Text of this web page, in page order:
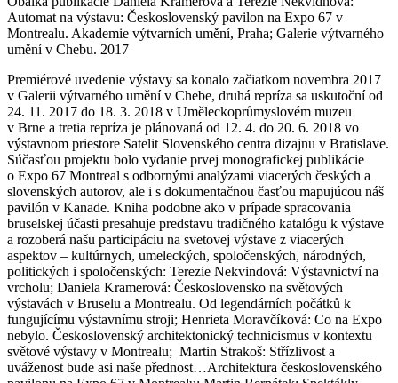
Automat na výstavu: Československý pavilon na Expo 67 v
Montrealu. Akademie výtvarních umění, Praha; Galerie výtvarného
umění v Chebu. 2017
Premiérové uvedenie výstavy sa konalo začiatkom novembra 2017
v Galerii výtvarného umění v Chebe, druhá repríza sa uskutoční od
24. 11. 2017 do 18. 3. 2018 v Uměleckoprůmyslovém muzeu
v Brne a tretia repríza je plánovaná od 12. 4. do 20. 6. 2018 vo
výstavnom priestore Satelit Slovenského centra dizajnu v Bratislave.
Súčasťou projektu bolo vydanie prvej monografickej publikácie
o Expo 67 Montreal s odbornými analýzami viacerých českých a
slovenských autorov, ale i s dokumentačnou časťou mapujúcou náš
pavilón v Kanade. Kniha podobne ako v prípade spracovania
bruselskej účasti presahuje predstavu tradičného katalógu k výstave
a rozoberá našu participáciu na svetovej výstave z viacerých
aspektov – kultúrnych, umeleckých, spoločenských, národných,
politických i spoločenských: Terezie Nekvindová: Výstavnictví na
vrcholu; Daniela Kramerová: Československo na světových
výstavách v Bruselu a Montrealu. Od legendárních počátků k
fungujícímu výstavnímu stroji; Henrieta Moravčíková: Co na Expo
nebylo. Československý architektonický technicismus v kontextu
světové výstavy v Montrealu; Martin Strakoš: Střízlivost a
uváženost bude asi naše přednost…Architektura československého